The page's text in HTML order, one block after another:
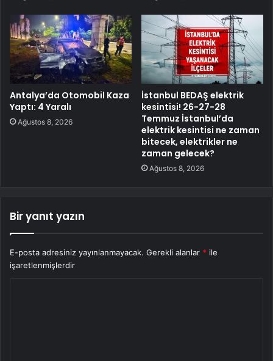
Antalya’da Otomobil Kaza
Yaptı: 4 Yaralı
Ağustos 8, 2026
İstanbul BEDAŞ elektrik
kesintisi! 26-27-28
Temmuz İstanbul’da
elektrik kesintisi ne zaman
bitecek, elektrikler ne
zaman gelecek?
Ağustos 8, 2026
Bir yanıt yazın
E-posta adresiniz yayınlanmayacak. Gerekli alanlar * ile
işaretlenmişlerdir